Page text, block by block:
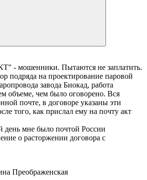
мошенники. Пытаются не заплатить.
подряда на проектирование паровой
завода Биокад, работа
объеме, чем было оговорено. Вся
почте, в договоре указаны эти
того, как прислал ему на почту акт
день мне было почтой России
о расторжении договора с
Преображенская